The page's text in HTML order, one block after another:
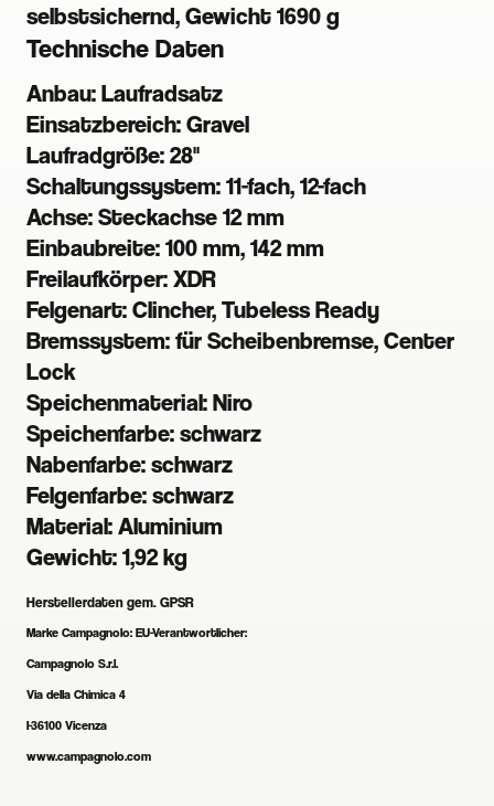
selbstsichernd, Gewicht 1690 g
Technische Daten
Anbau:Laufradsatz
Einsatzbereich:Gravel
Laufradgröße:28"
Schaltungssystem:11-fach, 12-fach
Achse:Steckachse 12 mm
Einbaubreite:100 mm, 142 mm
Freilaufkörper:XDR
Felgenart:Clincher, Tubeless Ready
Bremssystem:für Scheibenbremse, Center
Lock
Speichenmaterial:Niro
Speichenfarbe:schwarz
Nabenfarbe:schwarz
Felgenfarbe:schwarz
Material:Aluminium
Gewicht:1,92 kg
Herstellerdaten gem. GPSR
Marke Campagnolo: EU-Verantwortlicher:
Campagnolo S.r.l.
Via della Chimica 4
I-36100 Vicenza
www.campagnolo.com